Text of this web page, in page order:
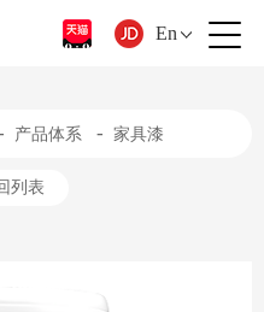
En
产品体系 - 家具漆
列表